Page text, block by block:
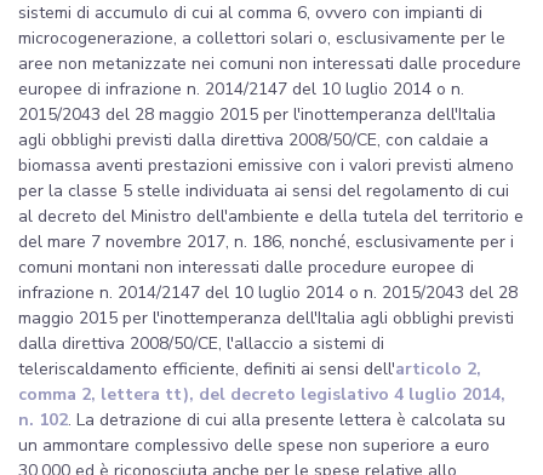
sistemi di accumulo di cui al comma 6, ovvero con impianti di
microcogenerazione, a collettori solari o, esclusivamente per le
aree non metanizzate nei comuni non interessati dalle procedure
europee di infrazione n. 2014/2147 del 10 luglio 2014 o n.
2015/2043 del 28 maggio 2015 per l'inottemperanza dell'Italia
agli obblighi previsti dalla direttiva 2008/50/CE, con caldaie a
biomassa aventi prestazioni emissive con i valori previsti almeno
per la classe 5 stelle individuata ai sensi del regolamento di cui
al decreto del Ministro dell'ambiente e della tutela del territorio e
del mare 7 novembre 2017, n. 186, nonché, esclusivamente per i
comuni montani non interessati dalle procedure europee di
infrazione n. 2014/2147 del 10 luglio 2014 o n. 2015/2043 del 28
maggio 2015 per l'inottemperanza dell'Italia agli obblighi previsti
dalla direttiva 2008/50/CE, l'allaccio a sistemi di
teleriscaldamento efficiente, definiti ai sensi dell'articolo 2,
comma 2, lettera tt), del decreto legislativo 4 luglio 2014,
n. 102. La detrazione di cui alla presente lettera è calcolata su
un ammontare complessivo delle spese non superiore a euro